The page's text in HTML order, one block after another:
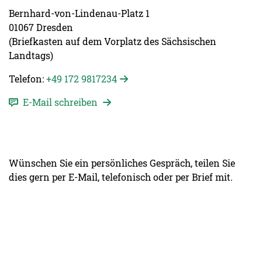
Bernhard-von-Lindenau-Platz 1
01067 Dresden
(Briefkasten auf dem Vorplatz des Sächsischen
Landtags)
Telefon:+49 172 9817234
E-Mail schreiben
Wünschen Sie ein persönliches Gespräch, teilen Sie
dies gern per E-Mail, telefonisch oder per Brief mit.